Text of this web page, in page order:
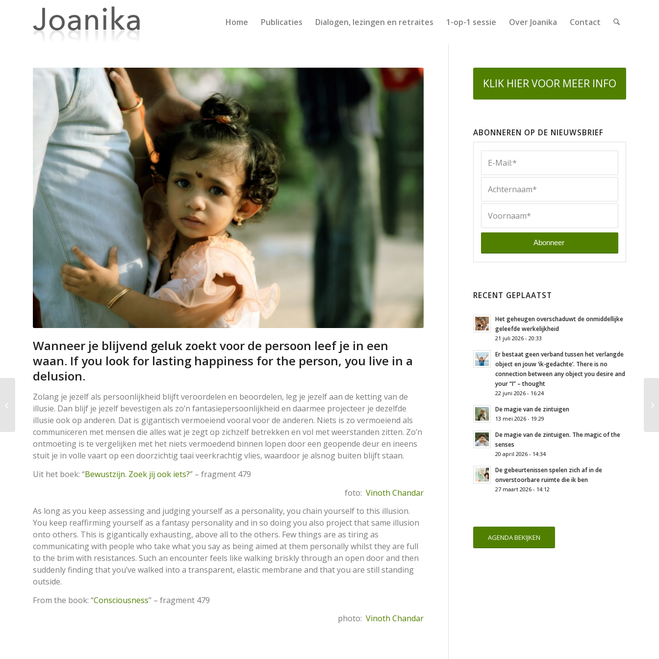
Home Publicaties Dialogen, lezingen en retraites 1-op-1 sessie Over Joanika Contact
Wanneer je blijvend geluk zoekt voor de persoon leef je in een
waan. If you look for lasting happiness for the person, you live in a
delusion.
Zolang je jezelf als persoonlijkheid blijft veroordelen en beoordelen, leg je jezelf aan de ketting van de
illusie. Dan blijf je jezelf bevestigen als zo’n fantasiepersoonlijkheid en daarmee projecteer je dezelfde
illusie ook op anderen. Dat is gigantisch vermoeiend vooral voor de anderen. Niets is zo vermoeiend als
communiceren met mensen die alles wat je zegt op zichzelf betrekken en vol met weerstanden zitten. Zo’n
ontmoeting is te vergelijken met het niets vermoedend binnen lopen door een geopende deur en ineens
stuit je in volle vaart op een doorzichtig taai veerkrachtig vlies, waardoor je alsnog buiten blijft staan.
Uit het boek: “Bewustzijn. Zoek jij ook iets?” – fragment 479
foto: Vinoth Chandar
As long as you keep assessing and judging yourself as a personality, you chain yourself to this illusion.
You keep reaffirming yourself as a fantasy personality and in so doing you also project that same illusion
onto others. This is gigantically exhausting, above all to the others. Few things are as tiring as
communicating with people who take what you say as being aimed at them personally whilst they are full
to the brim with resistances. Such an encounter feels like walking briskly through an open door and then
suddenly finding that you’ve walked into a transparent, elastic membrane and that you are still standing
outside.
From the book: “Consciousness” – fragment 479
photo: Vinoth Chandar
KLIK HIER VOOR MEER INFO
ABONNEREN OP DE NIEUWSBRIEF
RECENT GEPLAATST
Het geheugen overschaduwt de onmiddellijke
geleefde werkelijkheid
21 juli 2026 - 20:33
Er bestaat geen verband tussen het verlangde
object en jouw ‘ik-gedachte’. There is no
connection between any object you desire and
your “I” – thought
22 juni 2026 - 16:24
De magie van de zintuigen
13 mei 2026 - 19:29
De magie van de zintuigen. The magic of the
senses
20 april 2026 - 14:34
De gebeurtenissen spelen zich af in de
onverstoorbare ruimte die ik ben
27 maart 2026 - 14:12
AGENDA BEKIJKEN
Memory is a real “road
block” , a difficult